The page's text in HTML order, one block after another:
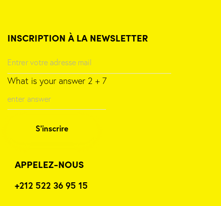
INSCRIPTION À LA NEWSLETTER
What is your answer 2 + 7
APPELEZ-NOUS
+212 522 36 95 15